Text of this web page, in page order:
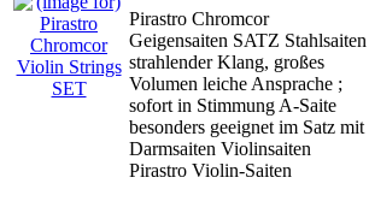
Pirastro Chromcor
Geigensaiten SATZ Stahlsaiten
strahlender Klang, großes
Volumen leiche Ansprache ;
sofort in Stimmung A-Saite
besonders geeignet im Satz mit
Darmsaiten Violinsaiten
Pirastro Violin-Saiten